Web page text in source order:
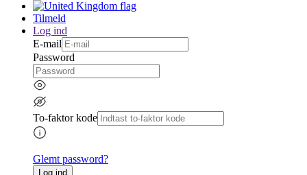
Tilmeld
Log ind
E-mail
Password
To-faktor kode
Glemt password?